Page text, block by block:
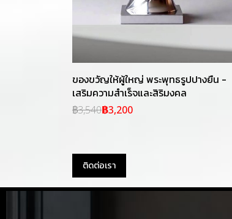
ของขวัญให้ผู้ใหญ่ พระพุทธรูปปางยืน -
เสริมความสำเร็จและสิริมงคล
฿3,540฿3,200
ติดต่อเรา